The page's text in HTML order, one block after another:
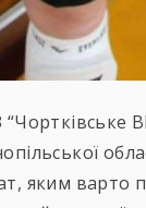
яким варто